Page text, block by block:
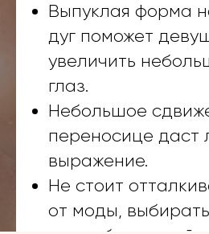
Выпуклая форма
дуг поможет
увеличить
глаз.
Небольшое
переносице даст
выражение.
Не стоит
от моды,